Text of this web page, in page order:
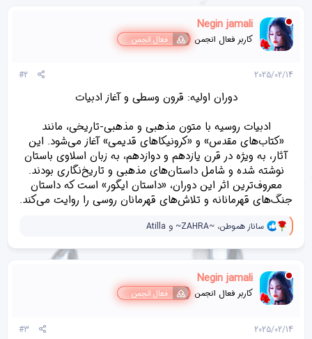
ه
ا
[
پ
س
ا
:
Negin jamali
کاربر فعال انجمن فعال انجمن
2025/02/14
#2
دوران اولیه: قرون وسطی و آغاز ادبیات
ادبیات روسیه با متون مذهبی و مذهبی-تاریخی، مانند
«کتاب‌های مقدس» و «کرونیکاهای قدیمی» آغاز می‌شود. این
آثار، به ویژه در قرن یازدهم و دوازدهم، به زبان اسلاوی باستان
نوشته شده و شامل داستان‌های مذهبی و تاریخ‌نگاری بودند.
معروف‌ترین اثر این دوران، «داستان ایگور» است که داستان
جنگ‌های قهرمانانه و تلاش‌های قهرمانان روسی را روایت می‌کند.​
و
ک
ش‌
ه
ا
[
پ
س
ساناز هموطن، ~ZAHRA~ و Atilla
Negin jamali
کاربر فعال انجمن فعال انجمن
2025/02/14
#3